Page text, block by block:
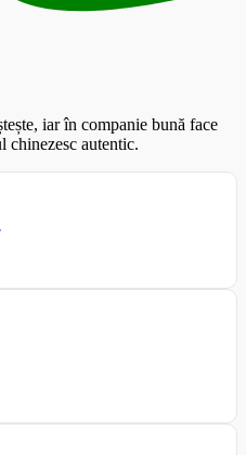
iar în companie bună face
chinezesc autentic.